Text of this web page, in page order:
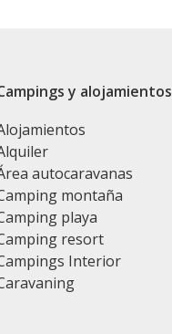
y alojamientos
autocaravanas
montaña
playa
resort
Interior